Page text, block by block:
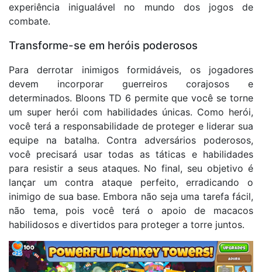
experiência inigualável no mundo dos jogos de
combate.
Transforme-se em heróis poderosos
Para derrotar inimigos formidáveis, os jogadores
devem incorporar guerreiros corajosos e
determinados. Bloons TD 6 permite que você se torne
um super herói com habilidades únicas. Como herói,
você terá a responsabilidade de proteger e liderar sua
equipe na batalha. Contra adversários poderosos,
você precisará usar todas as táticas e habilidades
para resistir a seus ataques. No final, seu objetivo é
lançar um contra ataque perfeito, erradicando o
inimigo de sua base. Embora não seja uma tarefa fácil,
não tema, pois você terá o apoio de macacos
habilidosos e divertidos para proteger a torre juntos.